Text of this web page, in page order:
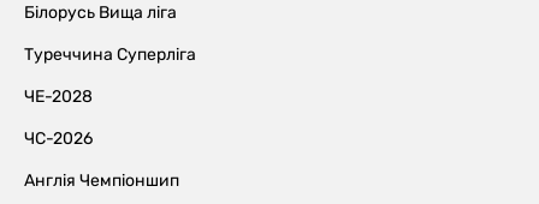
Білорусь Вища ліга
Туреччина Суперліга
ЧЕ-2028
ЧС-2026
Англія Чемпіоншип